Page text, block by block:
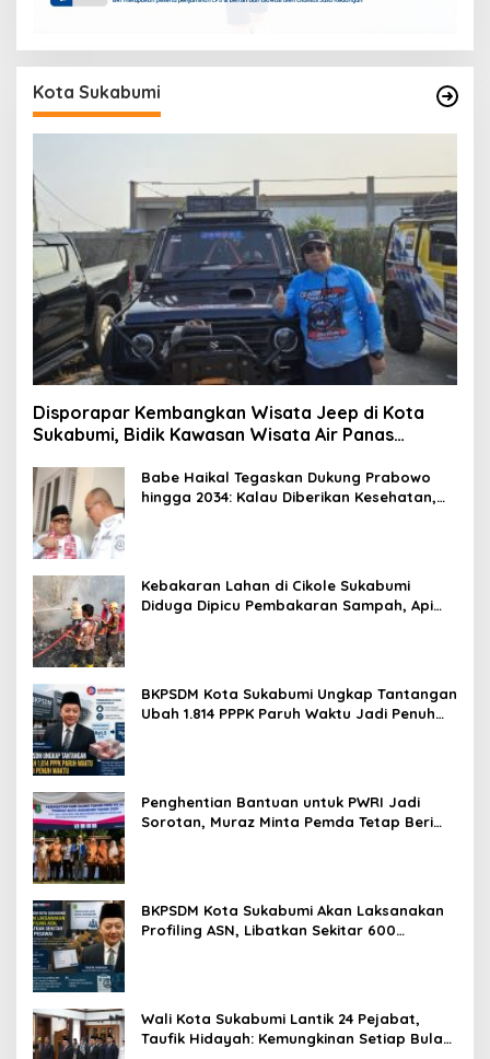
Kota Sukabumi
Disporapar Kembangkan Wisata Jeep di Kota
Sukabumi, Bidik Kawasan Wisata Air Panas
Babe Haikal Tegaskan Dukung Prabowo
hingga 2034: Kalau Diberikan Kesehatan,
Kebakaran Lahan di Cikole Sukabumi
Diduga Dipicu Pembakaran Sampah, Api
BKPSDM Kota Sukabumi Ungkap Tantangan
Ubah 1.814 PPPK Paruh Waktu Jadi Penuh
Penghentian Bantuan untuk PWRI Jadi
Sorotan, Muraz Minta Pemda Tetap Beri
BKPSDM Kota Sukabumi Akan Laksanakan
Profiling ASN, Libatkan Sekitar 600
Wali Kota Sukabumi Lantik 24 Pejabat,
Taufik Hidayah: Kemungkinan Setiap Bulan